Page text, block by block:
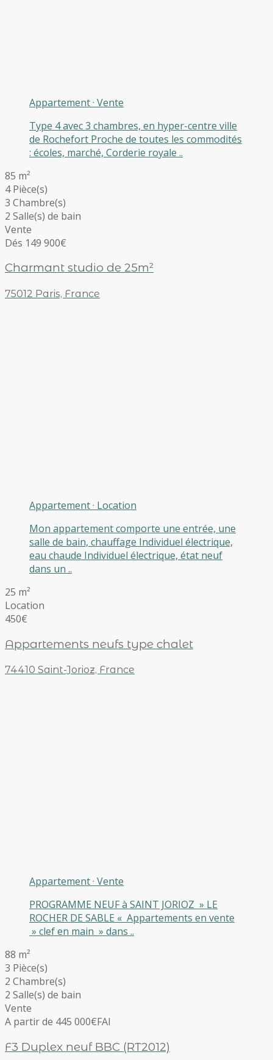
Appartement· Vente
Type 4 avec 3 chambres, en hyper-centre ville
de Rochefort Proche de toutes les commodités
: écoles, marché, Corderie royale ..
85 m²
4 Pièce(s)
3 Chambre(s)
2 Salle(s) de bain
Vente
Dés 149 900€
Charmant studio de 25m²
75012 Paris, France
Appartement· Location
Mon appartement comporte une entrée, une
salle de bain, chauffage Individuel électrique,
eau chaude Individuel électrique, état neuf
dans un ..
25 m²
Location
450€
Appartements neufs type chalet
74410 Saint-Jorioz, France
Appartement· Vente
PROGRAMME NEUF à SAINT JORIOZ » LE
ROCHER DE SABLE « Appartements en vente
» clef en main » dans ..
88 m²
3 Pièce(s)
2 Chambre(s)
2 Salle(s) de bain
Vente
A partir de 445 000€FAI
F3 Duplex neuf BBC (RT2012)